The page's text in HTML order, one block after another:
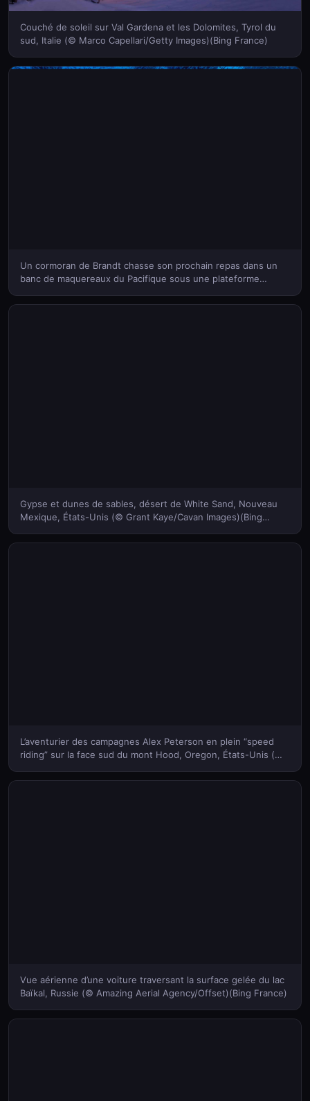
Couché de soleil sur Val Gardena et les Dolomites, Tyrol du
sud, Italie (© Marco Capellari/Getty Images)(Bing France)
Un cormoran de Brandt chasse son prochain repas dans un
banc de maquereaux du Pacifique sous une plateforme
États-Unis (© Alex Mustard/Minden Pictures)(Bing France)
Gypse et dunes de sables, désert de White Sand, Nouveau
Mexique, États-Unis (© Grant Kaye/Cavan Images)(Bing
L’aventurier des campagnes Alex Peterson en plein “speed
riding” sur la face sud du mont Hood, Oregon, États-Unis (©
Vue aérienne d’une voiture traversant la surface gelée du lac
Baïkal, Russie (© Amazing Aerial Agency/Offset)(Bing France)